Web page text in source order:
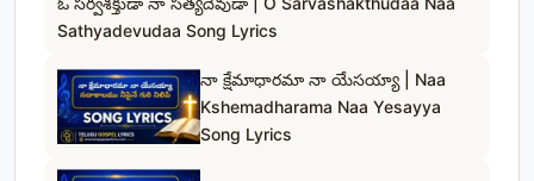
Sathyadevudaa Song Lyrics
నా క్షేమాధారమా నా యేసయ్యా | Naa
Kshemadharama Naa Yesayya
Song Lyrics